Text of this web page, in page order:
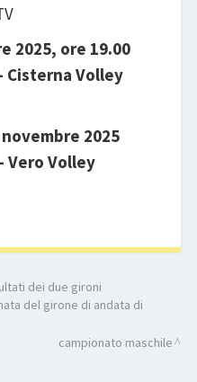
2025, ore 19.00
Cisterna Volley
2025
Vero Volley
dei due gironi
del girone di andata di
campionato maschile